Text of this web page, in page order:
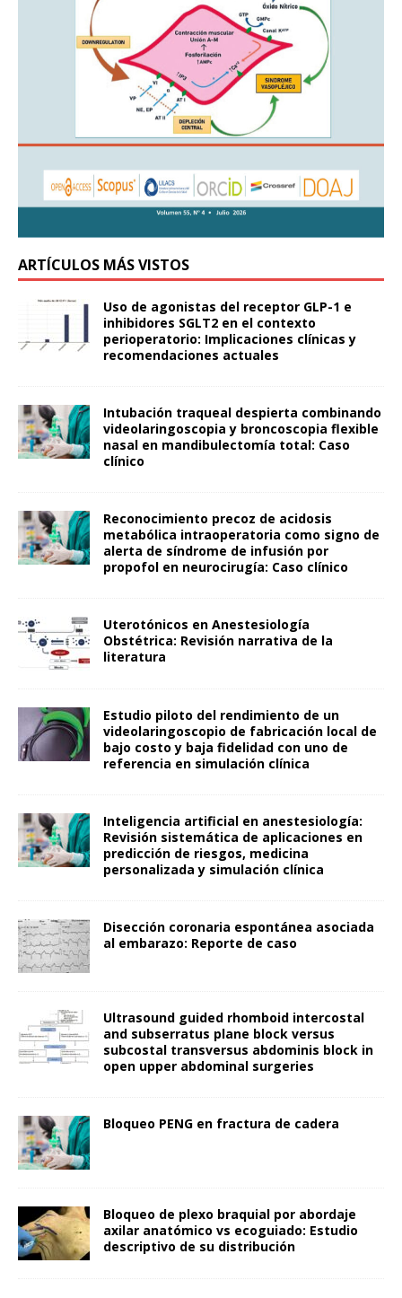
ARTÍCULOS MÁS VISTOS
Uso de agonistas del receptor GLP-1 e
inhibidores SGLT2 en el contexto
perioperatorio: Implicaciones clínicas y
recomendaciones actuales
Intubación traqueal despierta combinando
videolaringoscopia y broncoscopia flexible
nasal en mandibulectomía total: Caso
clínico
Reconocimiento precoz de acidosis
metabólica intraoperatoria como signo de
alerta de síndrome de infusión por
propofol en neurocirugía: Caso clínico
Uterotónicos en Anestesiología
Obstétrica: Revisión narrativa de la
literatura
Estudio piloto del rendimiento de un
videolaringoscopio de fabricación local de
bajo costo y baja fidelidad con uno de
referencia en simulación clínica
Inteligencia artificial en anestesiología:
Revisión sistemática de aplicaciones en
predicción de riesgos, medicina
personalizada y simulación clínica
Disección coronaria espontánea asociada
al embarazo: Reporte de caso
Ultrasound guided rhomboid intercostal
and subserratus plane block versus
subcostal transversus abdominis block in
open upper abdominal surgeries
Bloqueo PENG en fractura de cadera
Bloqueo de plexo braquial por abordaje
axilar anatómico vs ecoguiado: Estudio
descriptivo de su distribución